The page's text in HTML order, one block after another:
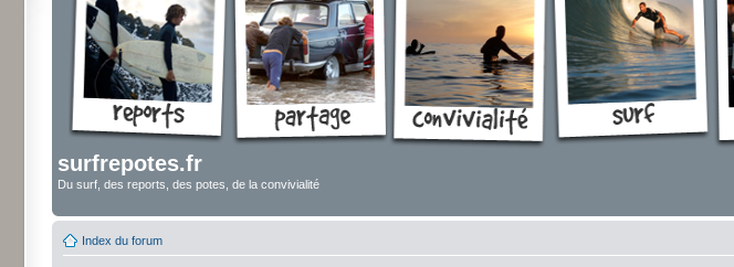
surfrepotes.fr
Du surf, des reports, des potes, de la convivialité
Index du forum